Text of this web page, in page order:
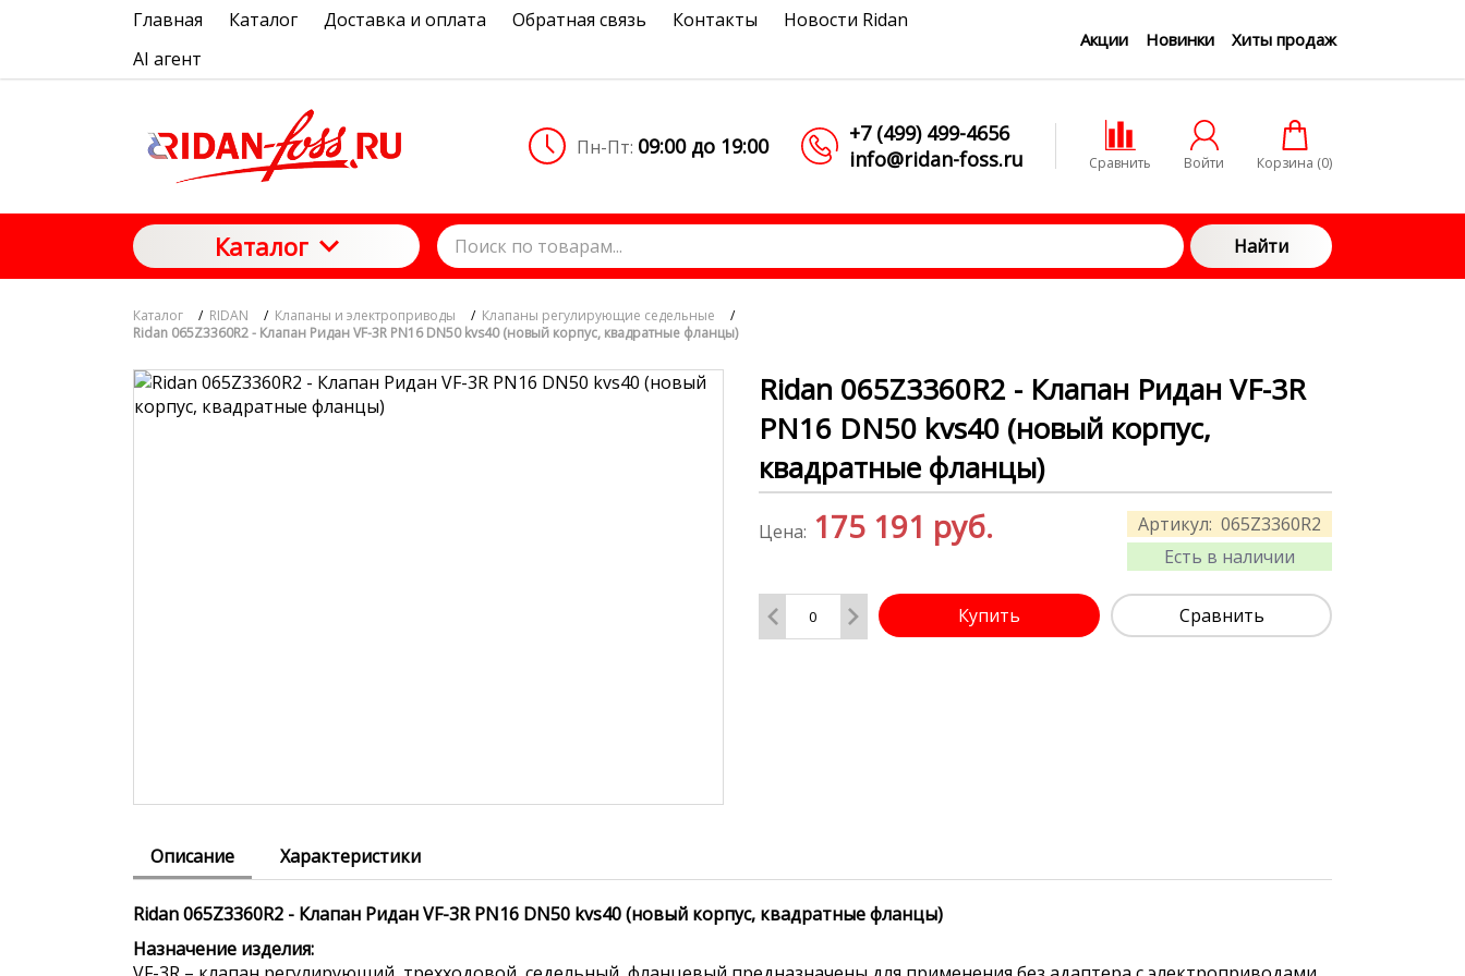
Главная Каталог Доставка и оплата Обратная связь Контакты
Новости Ridan
AI агент
Акции Новинки Хиты продаж
Пн-Пт: 09:00 до 19:00
+7 (499) 499-4656
info@ridan-foss.ru
Сравнить Войти Корзина (0)
Каталог Найти
Каталог / RIDAN / Клапаны и электроприводы / Клапаны регулирующие седельные
/
Ridan 065Z3360R2 - Клапан Ридан VF-3R PN16 DN50 kvs40 (новый корпус, квадратные фланцы)
Ridan 065Z3360R2 - Клапан Ридан VF-3R
PN16 DN50 kvs40 (новый корпус,
квадратные фланцы)
Артикул: 065Z3360R2
Есть в наличии
Цена: 175 191 руб.
Купить Сравнить
Описание Характеристики
Ridan 065Z3360R2 - Клапан Ридан VF-3R PN16 DN50 kvs40 (новый корпус, квадратные фланцы)
Назначение изделия: